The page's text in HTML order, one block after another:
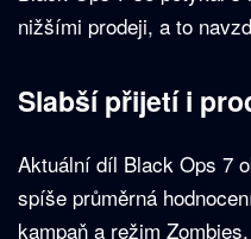
nižšími prodeji, a to
Slabší přijetí i
Aktuální díl Black Ops 7
spíše průměrná
kampaň a režim